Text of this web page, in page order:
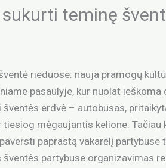
sukurti teminę
rieduose: nauja pramogų
pasaulyje, kur nuolat
šventės erdvė – autobusas,
tiesiog mėgaujantis kelione.
paprastą vakarėlį partybuse
šventės partybuse organizavimas